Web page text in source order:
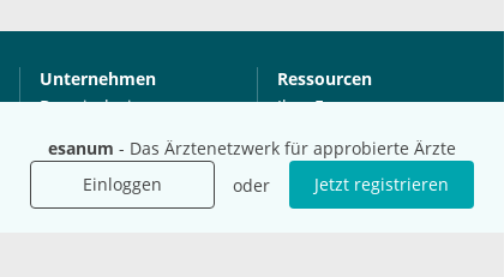
esanum - Das Ärztenetzwerk für approbierte Ärzte
Einloggen
oder Jetzt registrieren
Unternehmen
Das sind wir
Für Unternehmen
Für Agenturen
Mediadaten
Ressourcen
Ihre Fragen
Hilfe